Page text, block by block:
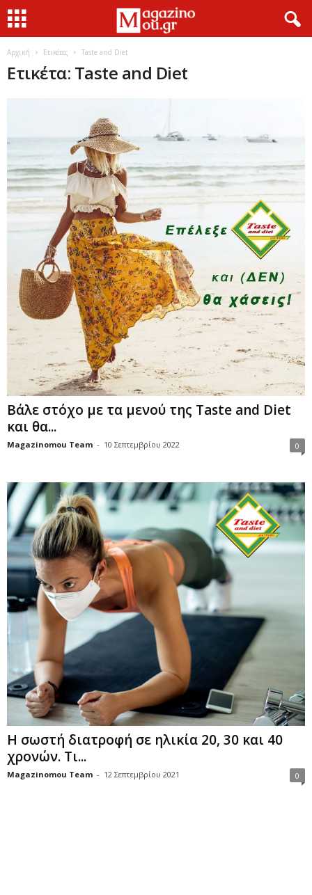
Αρχική Ετικέτες Τaste and Diet
Ετικέτα: Τaste and Diet
Βάλε στόχο με τα μενού της Τaste and Diet
και θα...
Magazinomou Team - 10 Σεπτεμβρίου 2022 0
Η σωστή διατροφή σε ηλικία 20, 30 και 40
χρονών. Τι...
Magazinomou Team - 12 Σεπτεμβρίου 2021 0